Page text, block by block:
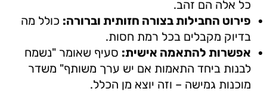
כל אלה הם זהב.
פירוט החבילות בצורה חזותית וברורה: כולל מה
בדיוק מקבלים בכל רמת חסות.
אפשרות להתאמה אישית: סעיף שאומר "נשמח
לבנות ביחד התאמות אם יש ערך משותף" משדר
מוכנות גמישה – וזה יוצא מן הכלל.